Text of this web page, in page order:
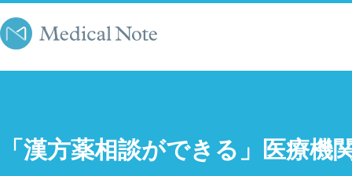
「漢方薬相談ができる」医療機